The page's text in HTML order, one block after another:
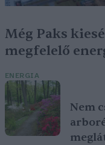
Még Paks
megfelelő
ENERGIA
Nem